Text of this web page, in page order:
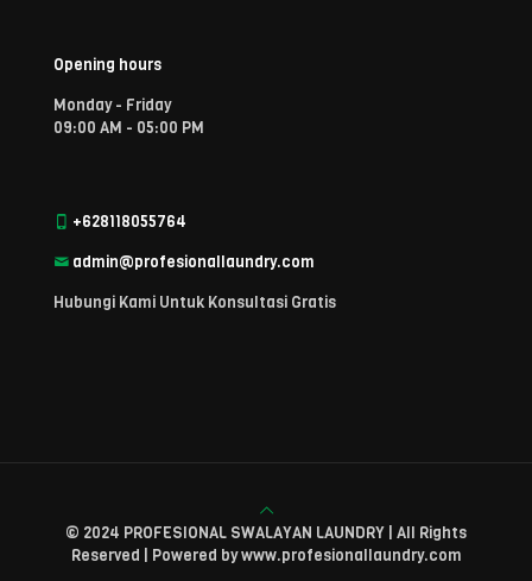
Opening hours
Monday - Friday
09:00 AM - 05:00 PM
+628118055764
admin@profesionallaundry.com
Hubungi Kami Untuk Konsultasi Gratis
© 2024 PROFESIONAL SWALAYAN LAUNDRY | All Rights
Reserved | Powered by www.profesionallaundry.com